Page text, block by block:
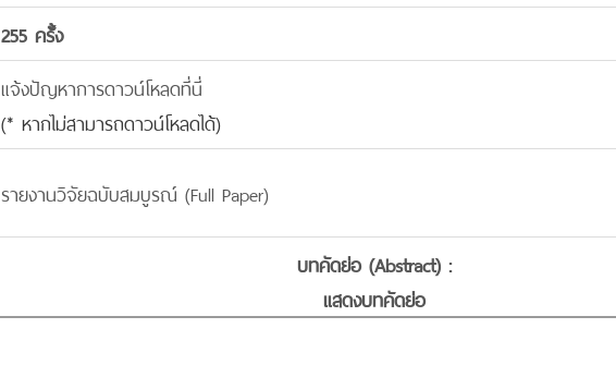
255 ครั้้ง
แจ้งปัญหาการดาวน์โหลดที่นี่
(* หากไม่สามารถดาวน์โหลดได้)
รายงานวิจัยฉบับสมบูรณ์ (Full Paper)
บทคัดย่อ (Abstract) :
แสดงบทคัดย่อ